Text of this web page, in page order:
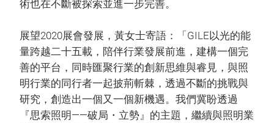
術也在不斷被探索並進一步完善。
展望2020展會發展，黃女士寄語：「GILE以光的能
量跨越二十五載，陪伴行業發展前進，建構一個完
善的平台，同時匯聚行業的創新思維與睿見，與照
明行業的同行者一起披荊斬棘，透過不斷的挑戰與
研究，創造出一個又一個新機遇。我們冀盼透過
『思索照明——破局・立勢』的主題，繼續與照明業